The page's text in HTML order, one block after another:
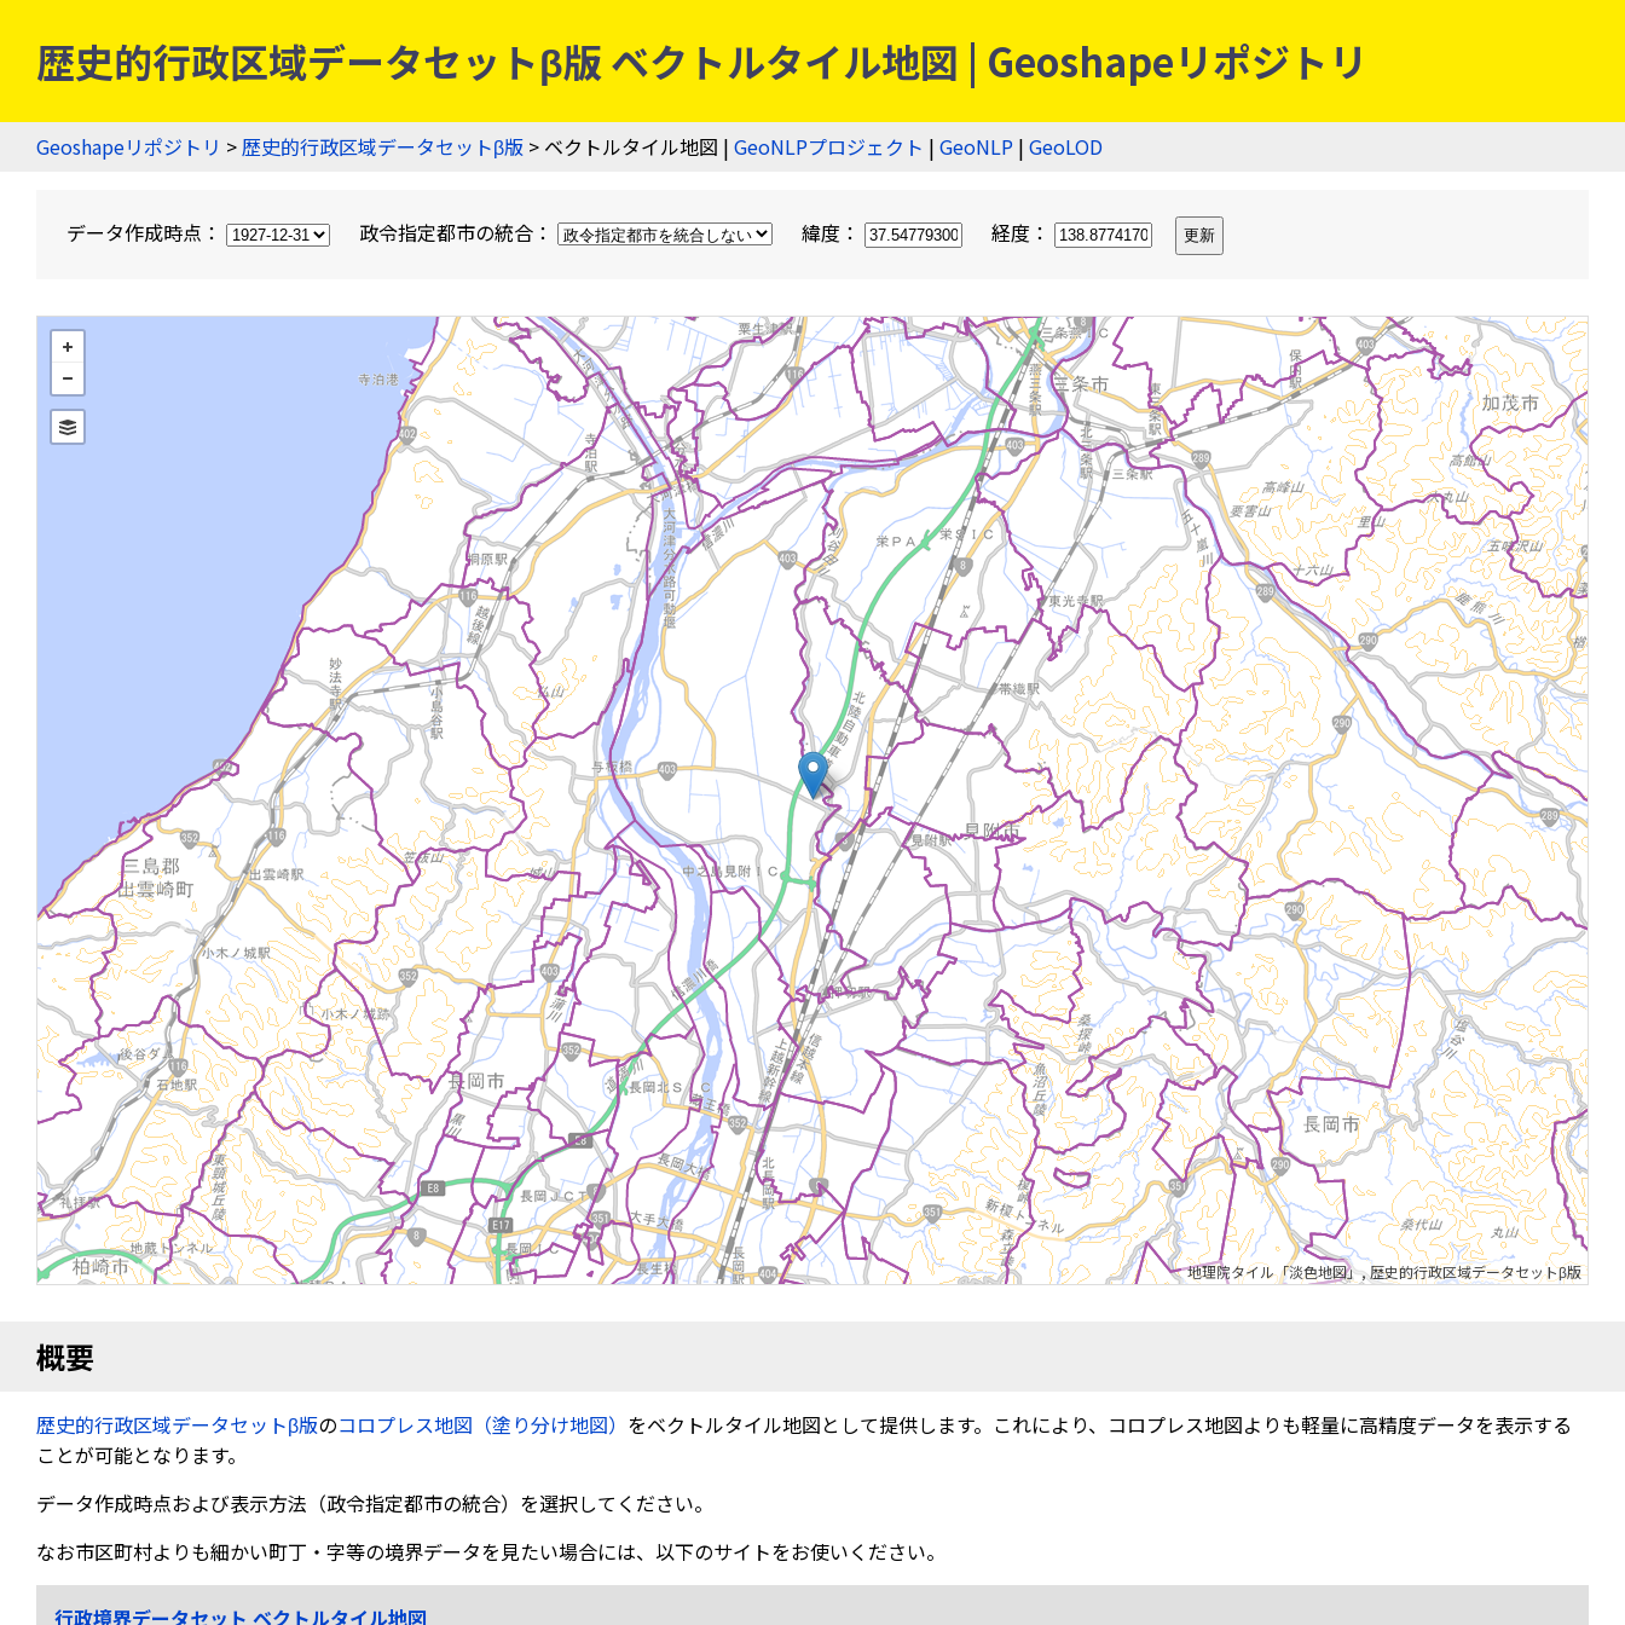
歴史的行政区域データセットβ版 ベクトルタイル地図 | Geoshapeリポジトリ
Geoshapeリポジトリ >歴史的行政区域データセットβ版 > ベクトルタイル地図 | GeoNLPプロジェクト | GeoNLP | GeoLOD
データ作成時点： 政令指定都市の統合： 緯度： 経度：
地理院タイル「淡色地図」,歴史的行政区域データセットβ版
概要
歴史的行政区域データセットβ版のコロプレス地図（塗り分け地図） をベクトルタイル地図として提供します。これにより、コロプレス地図よりも軽量に高精度データを表示する
ことが可能となります。
データ作成時点および表示方法（政令指定都市の統合）を選択してください。
なお市区町村よりも細かい町丁・字等の境界データを見たい場合には、以下のサイトをお使いください。
行政境界データセット ベクトルタイル地図